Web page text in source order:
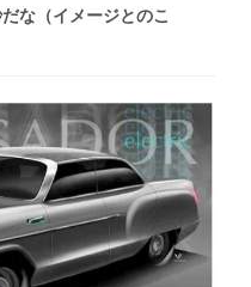
な（イメージとのこ